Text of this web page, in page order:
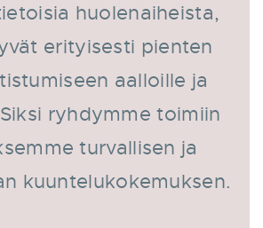
huolenaiheista,
erityisesti pienten
aalloille ja
ryhdymme toimiin
turvallisen ja
kuuntelukokemuksen.